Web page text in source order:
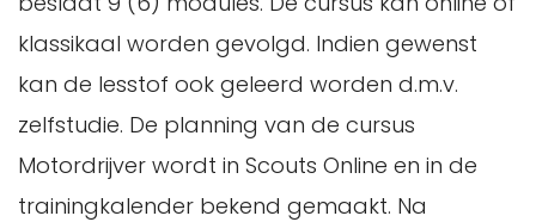
klassikaal worden gevolgd. Indien gewenst
kan de lesstof ook geleerd worden d.m.v.
zelfstudie. De planning van de cursus
Motordrijver wordt in Scouts Online en in de
trainingkalender bekend gemaakt. Na